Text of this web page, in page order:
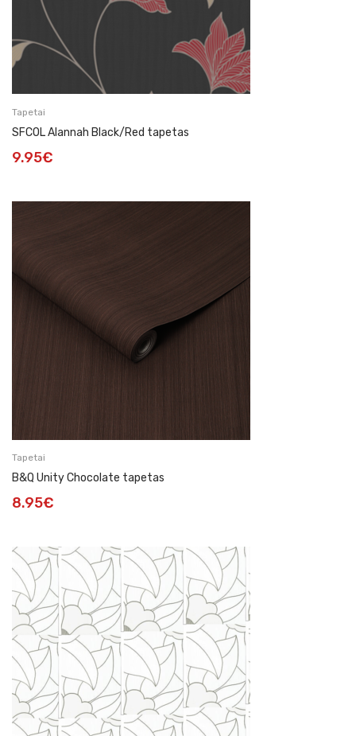
Tapetai
SFCOL Alannah Black/Red tapetas
9.95€
Tapetai
B&Q Unity Chocolate tapetas
8.95€